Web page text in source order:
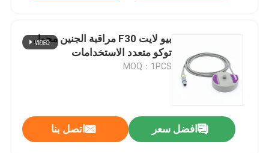
بيو لايت F30 مراقبة الجنين محول
توكو متعدد الاستخدامات
MOQ：1PCS
افضل سعر اتصل بنا